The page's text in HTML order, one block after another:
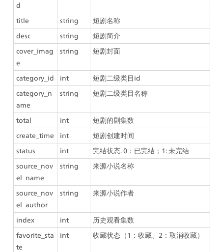
d
title string
短剧名称
desc
string
短剧简介
cover_imag
e
string 短剧封面
category_id int
短剧二级类目id
category_n
ame
string 短剧二级类目名称
total int
短剧的剧集数
create_time
int
短剧创建时间
status
int
完结状态. 0：已完结；1: 未完结
source_nov
el_name
string 来源小说名称
source_nov
el_author
string 来源小说作者
index int
历史观看集数
favorite_sta
te
int 收藏状态（1：收藏、2：取消收藏）